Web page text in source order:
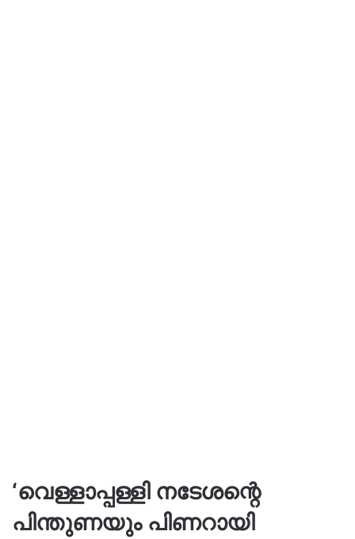
‘വെള്ളാപ്പള്ളി നടേശന്റെ
പിന്തുണയും പിണറായി